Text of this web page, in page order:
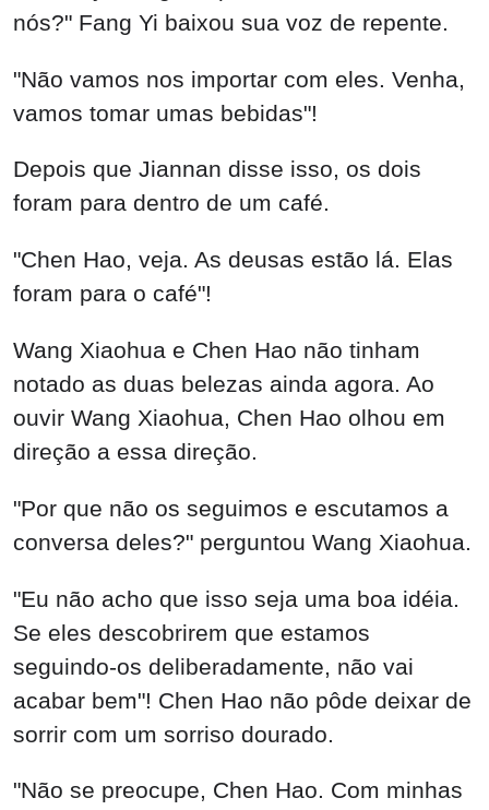
nós?" Fang Yi baixou sua voz de repente.
"Não vamos nos importar com eles. Venha,
vamos tomar umas bebidas"!
Depois que Jiannan disse isso, os dois
foram para dentro de um café.
"Chen Hao, veja. As deusas estão lá. Elas
foram para o café"!
Wang Xiaohua e Chen Hao não tinham
notado as duas belezas ainda agora. Ao
ouvir Wang Xiaohua, Chen Hao olhou em
direção a essa direção.
"Por que não os seguimos e escutamos a
conversa deles?" perguntou Wang Xiaohua.
"Eu não acho que isso seja uma boa idéia.
Se eles descobrirem que estamos
seguindo-os deliberadamente, não vai
acabar bem"! Chen Hao não pôde deixar de
sorrir com um sorriso dourado.
"Não se preocupe, Chen Hao. Com minhas